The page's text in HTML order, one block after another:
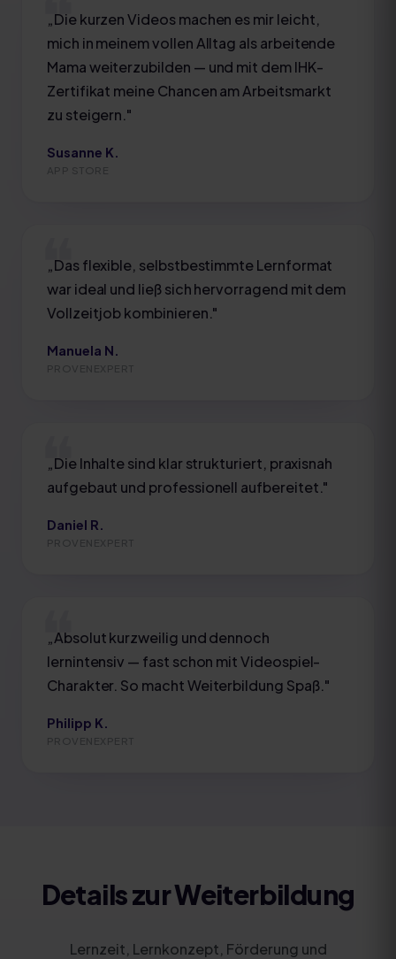
„Die kurzen Videos machen es mir leicht,
mich in meinem vollen Alltag als arbeitende
Mama weiterzubilden — und mit dem IHK-
Zertifikat meine Chancen am Arbeitsmarkt
zu steigern."
Susanne K.
APP STORE
„Das flexible, selbstbestimmte Lernformat
war ideal und ließ sich hervorragend mit dem
Vollzeitjob kombinieren."
Manuela N.
PROVENEXPERT
„Die Inhalte sind klar strukturiert, praxisnah
aufgebaut und professionell aufbereitet."
Daniel R.
PROVENEXPERT
„Absolut kurzweilig und dennoch
lernintensiv — fast schon mit Videospiel-
Charakter. So macht Weiterbildung Spaß."
Philipp K.
PROVENEXPERT
Details zur Weiterbildung
Lernzeit, Lernkonzept, Förderung und